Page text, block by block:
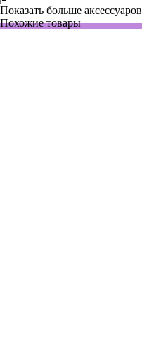
Показать больше аксессуаров
Похожие товары